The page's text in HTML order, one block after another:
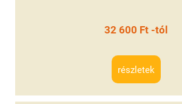
32 600 Ft -tól
részletek